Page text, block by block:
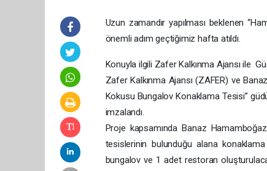
Uzun zamandır yapılması beklenen
önemli adım geçtiğimiz hafta atıldı.
Konuyla ilgili Zafer Kalkınma Ajansı ile
Zafer Kalkınma Ajansı (ZAFER) ve
Kokusu Bungalov Konaklama Tesisi”
imzalandı.
Proje kapsamında Banaz
tesislerinin bulunduğu alana
bungalov ve 1 adet restoran